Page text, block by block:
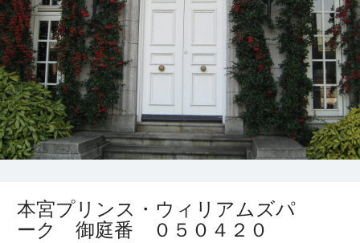
本宮プリンス・ウィリアムズパ
ーク 御庭番 ０５０４２０